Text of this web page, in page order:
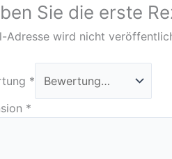
Sie die erste
Adresse wird nicht
*
*